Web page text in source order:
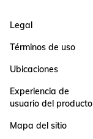
Legal
Términos de uso
Ubicaciones
Experiencia de
usuario del producto
Mapa del sitio